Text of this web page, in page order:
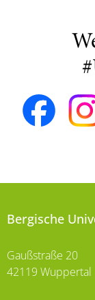
Bergische
Gaußstraße 20
42119 Wuppertal